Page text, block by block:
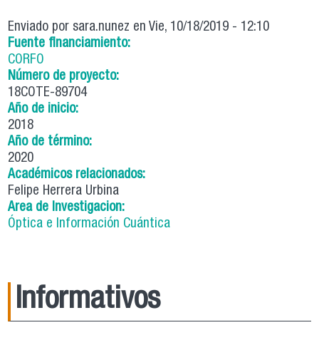
Enviado porsara.nunez en Vie, 10/18/2019 - 12:10
Fuente financiamiento:
CORFO
Número de proyecto:
18COTE-89704
Año de inicio:
2018
Año de término:
2020
Académicos relacionados:
Felipe Herrera Urbina
Area de Investigacion:
Óptica e Información Cuántica
Informativos